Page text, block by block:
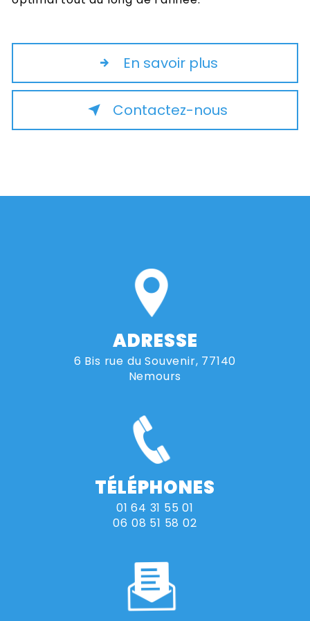
En savoir plus
Contactez-nous
ADRESSE
6 Bis rue du Souvenir, 77140
Nemours
TÉLÉPHONES
01 64 31 55 01
06 08 51 58 02